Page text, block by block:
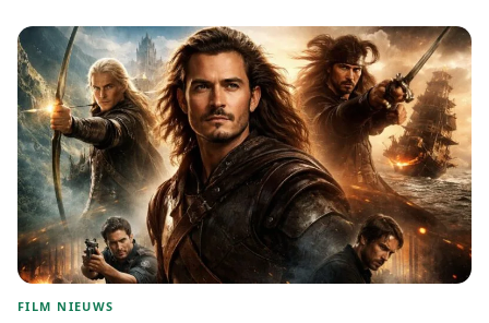
FILM NIEUWS